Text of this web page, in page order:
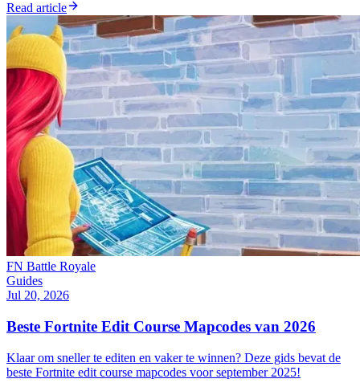
Read article
FN Battle Royale
Guides
Jul 20, 2026
Beste Fortnite Edit Course Mapcodes van 2026
Klaar om sneller te editen en vaker te winnen? Deze gids bevat de
beste Fortnite edit course mapcodes voor september 2025!